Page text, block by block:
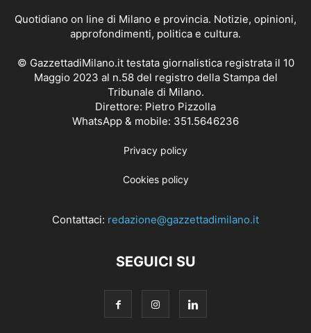
Quotidiano on line di Milano e provincia. Notizie, opinioni,
approfondimenti, politica e cultura.
© GazzettadiMilano.it testata giornalistica registrata il 10
Maggio 2023 al n.58 del registro della Stampa del
Tribunale di Milano.
Direttore: Pietro Pizzolla
WhatsApp & mobile: 351.5646236
Privacy policy
Cookies policy
Contattaci: redazione@gazzettadimilano.it
SEGUICI SU